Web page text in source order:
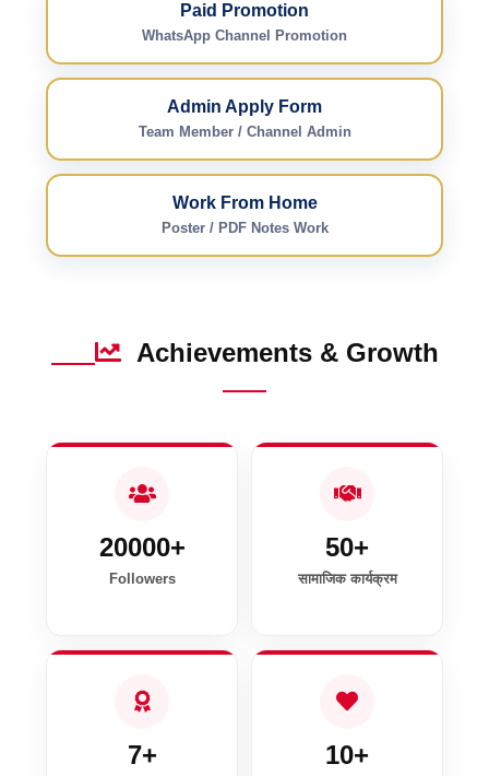
Paid Promotion
WhatsApp Channel Promotion
Admin Apply Form
Team Member / Channel Admin
Work From Home
Poster / PDF Notes Work
Achievements & Growth
20000+
Followers
50+
सामाजिक कार्यक्रम
7+ 10+